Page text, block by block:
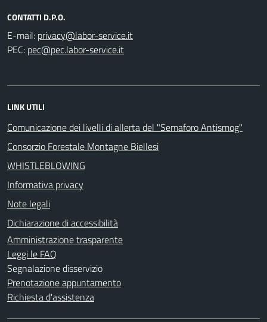
CONTATTI D.P.O.
E-mail:
PEC:
LINK UTILI
Comunicazione dei livelli di allerta del "Semaforo Antismog"
Consorzio Forestale Montagne Biellesi
WHISTLEBLOWING
Informativa privacy
Note legali
Dichiarazione di accessibilità
Amministrazione trasparente
Leggi le FAQ
Segnalazione disservizio
Prenotazione appuntamento
Richiesta d'assistenza